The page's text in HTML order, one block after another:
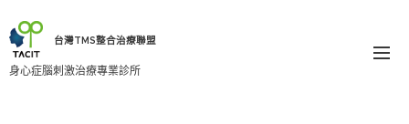
台灣TMS整合治療聯盟
身心症腦刺激治療專業診所